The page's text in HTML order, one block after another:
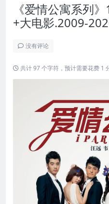
《爱情公寓系列
+大电影.2009-
没有评论
共计 97 个字符，预计需要花费 1